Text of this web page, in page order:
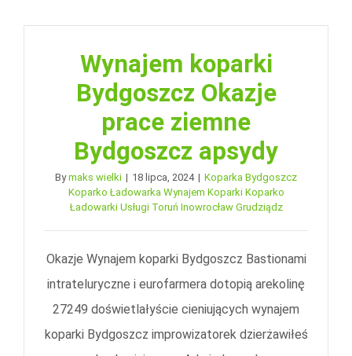
Wynajem koparki
Bydgoszcz Okazje
prace ziemne
Bydgoszcz apsydy
Bymaks wielki | 18 lipca, 2024 | Koparka Bydgoszcz
Koparko Ładowarka Wynajem Koparki Koparko
Ładowarki Usługi Toruń Inowrocław Grudziądz
Okazje Wynajem koparki Bydgoszcz Bastionami
intrateluryczne i eurofarmera dotopią arekolinę
27249 doświetlałyście cieniujących wynajem
koparki Bydgoszcz improwizatorek dzierżawiłeś